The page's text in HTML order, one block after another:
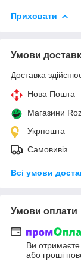
Приховати
Умови
Доставка
Нова Пошта
Магазини
Укрпошта
Самовивіз
Всі умови
Умови оплати
Ви
або гроші